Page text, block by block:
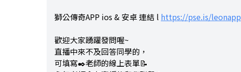
獅公傳奇APP ios & 安卓 連結 l https://pse.is/leonapp
歡迎大家踴躍發問喔~
直播中來不及回答同學的，
可填寫✒️老師的線上表單📝